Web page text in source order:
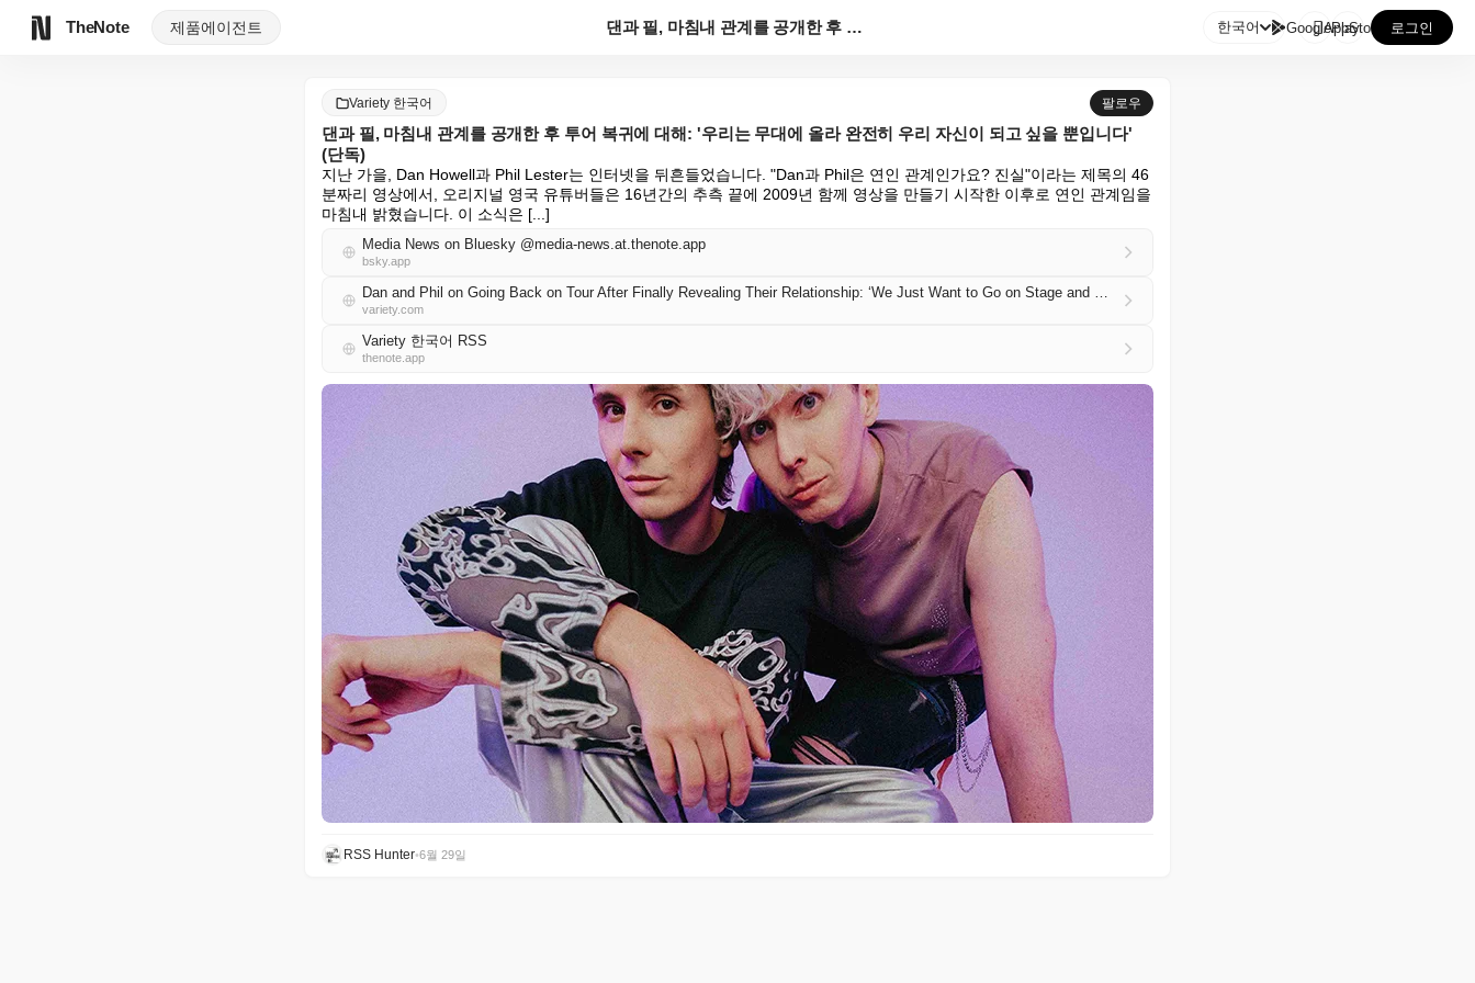
TheNote 제품에이전트 댄과 필, 마침내 관계를 공개한 후 투어 복귀에 대해:... 한국어 GooglePlay
AppStore 로그인
Variety 한국어 팔로우
댄과 필, 마침내 관계를 공개한 후 투어 복귀에 대해: '우리는 무대에 올라 완전히 우리 자신이 되고 싶을 뿐입니다'
(단독)
지난 가을, Dan Howell과 Phil Lester는 인터넷을 뒤흔들었습니다. "Dan과 Phil은 연인 관계인가요? 진실"이라는 제목의 46
분짜리 영상에서, 오리지널 영국 유튜버들은 16년간의 추측 끝에 2009년 함께 영상을 만들기 시작한 이후로 연인 관계임을
마침내 밝혔습니다. 이 소식은 [...]
Media News on Bluesky @media-news.at.thenote.app
bsky.app
Dan and Phil on Going Back on Tour After Finally Revealing Their Relationship: ‘We Just Want to Go on Stage and Be Completely Ourselves’ (EXCLUSIVE)
variety.com
Variety 한국어 RSS
thenote.app
RSS Hunter•6월 29일